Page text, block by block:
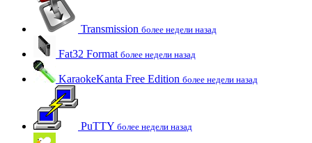
Transmission более недели назад
Fat32 Format более недели назад
KaraokeKanta Free Edition более недели назад
PuTTY более недели назад